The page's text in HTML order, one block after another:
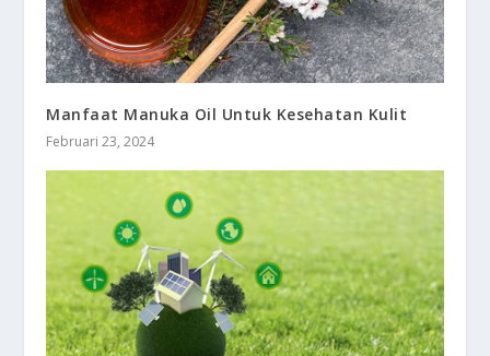
Manfaat Manuka Oil Untuk Kesehatan Kulit
Februari 23, 2024